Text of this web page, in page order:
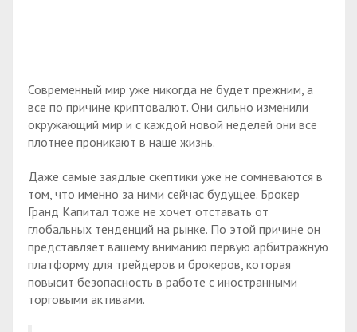
Современный мир уже никогда не будет прежним, а
все по причине криптовалют. Они сильно изменили
окружающий мир и с каждой новой неделей они все
плотнее проникают в наше жизнь.
Даже самые заядлые скептики уже не сомневаются в
том, что именно за ними сейчас будущее. Брокер
Гранд Капитал тоже не хочет отставать от
глобальных тенденций на рынке. По этой причине он
представляет вашему вниманию первую арбитражную
платформу для трейдеров и брокеров, которая
повысит безопасность в работе с иностранными
торговыми активами.